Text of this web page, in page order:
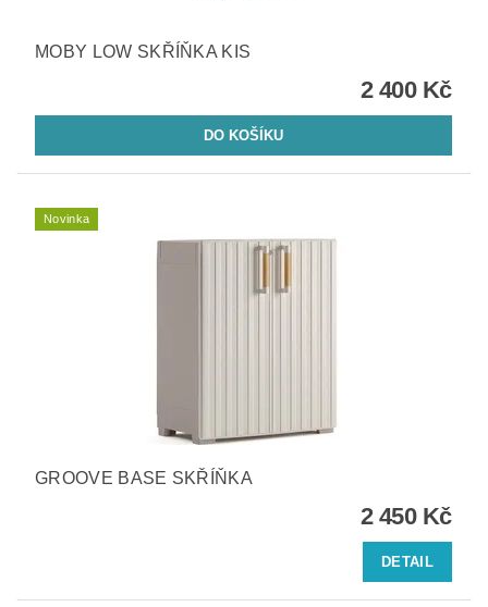
MOBY LOW SKŘÍŇKA KIS
2 400 Kč
Novinka
GROOVE BASE SKŘÍŇKA
2 450 Kč
DETAIL